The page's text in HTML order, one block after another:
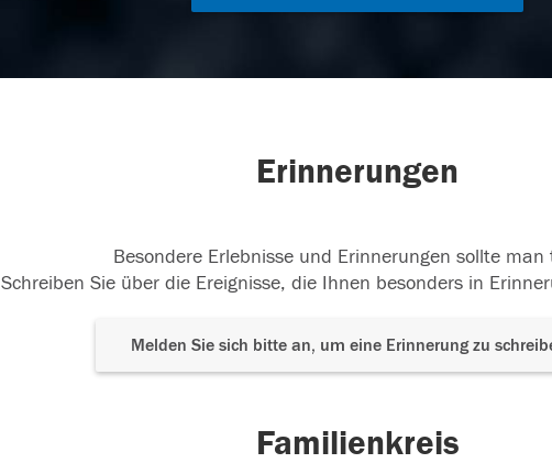
Erinnerungen
Besondere Erlebnisse und Erinnerungen sollte man
Schreiben Sie über die Ereignisse, die Ihnen besonders in
Melden Sie sich bitte an, um eine Erinnerung zu
Familienkreis